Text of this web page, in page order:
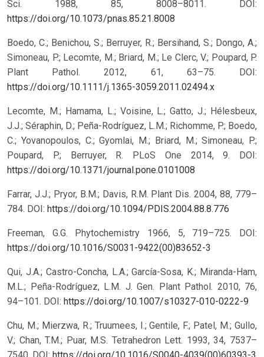
Sci. 1988, 85, 8008–8011. DOI:
https://doi.org/10.1073/pnas.85.21.8008
Boedo, C.; Benichou, S.; Berruyer, R.; Bersihand, S.; Dongo, A.;
Simoneau, P.; Lecomte, M.; Briard, M.; Le Clerc, V.; Poupard, P.
Plant Pathol. 2012, 61, 63–75. DOI:
https://doi.org/10.1111/j.1365-3059.2011.02494.x
Lecomte, M.; Hamama, L.; Voisine, L.; Gatto, J.; Hélesbeux,
J.J.; Séraphin, D.; Peña-Rodríguez, L.M.; Richomme, P.; Boedo,
C.; Yovanopoulos, C.; Gyomlai, M.; Briard, M.; Simoneau, P.;
Poupard, P.; Berruyer, R. PLoS One 2014, 9. DOI:
https://doi.org/10.1371/journal.pone.0101008
Farrar, J.J.; Pryor, B.M.; Davis, R.M. Plant Dis. 2004, 88, 779–
784. DOI: https://doi.org/10.1094/PDIS.2004.88.8.776
Freeman, G.G. Phytochemistry 1966, 5, 719–725. DOI:
https://doi.org/10.1016/S0031-9422(00)83652-3
Qui, J.A.; Castro-Concha, L.A.; García-Sosa, K.; Miranda-Ham,
M.L.; Peña-Rodríguez, L.M. J. Gen. Plant Pathol. 2010, 76,
94–101. DOI: https://doi.org/10.1007/s10327-010-0222-9
Chu, M.; Mierzwa, R.; Truumees, I.; Gentile, F.; Patel, M.; Gullo,
V.; Chan, T.M.; Puar, M.S. Tetrahedron Lett. 1993, 34, 7537–